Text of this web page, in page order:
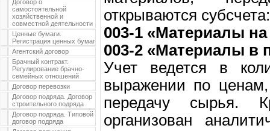
Договор о
самостоятельной
хозяйственной и
совместной деятельности
Ценные бумаги.
Регистрация ценных бумаг
Агентский договор
Брачный контракт.
Регулирование брачно-
семейных отношений
Договор перевозки
Договор подряда. Договор
строительного подряда
Договор подряда. Типовой
договор подряда
открываются субсчета:
003-1 «Материалы
003-2 «Материалы в
Учет ведется в
выражении по
передачу сырья.
организован